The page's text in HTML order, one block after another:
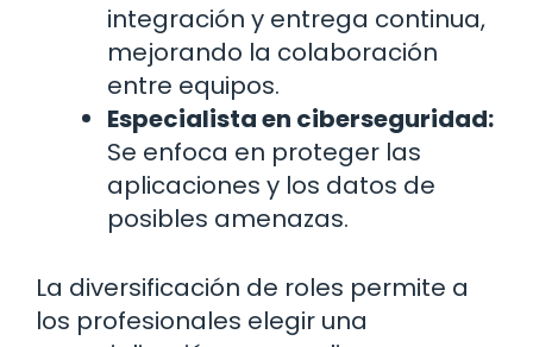
integración y entrega continua,
mejorando la colaboración
entre equipos.
Especialista en ciberseguridad:
Se enfoca en proteger las
aplicaciones y los datos de
posibles amenazas.
La diversificación de roles permite a
los profesionales elegir una